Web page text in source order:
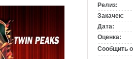
Релиз:
Закачек:
Дата:
Оценка:
Сообщить